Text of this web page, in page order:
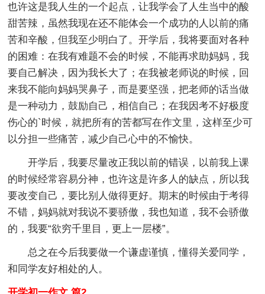
也许这是我人生的一个起点，让我学会了人生当中的酸
甜苦辣，虽然我现在还不能体会一个成功的人以前的痛
苦和辛酸，但我至少明白了。开学后，我将要面对各种
的困难：在我有难题不会的时候，不能再求助妈妈，我
要自己解决，因为我长大了；在我被老师说的时候，回
来我不能向妈妈哭鼻子，而是要坚强，把老师的话当做
是一种动力，鼓励自己，相信自己；在我因考不好极度
伤心的`时候，就把所有的苦都写在作文里，这样至少可
以分担一些痛苦，减少自己心中的不愉快。
开学后，我要尽量改正我以前的错误，以前我上课
的时候经常容易分神，也许这是许多人的缺点，所以我
要改变自己，要比别人做得更好。期末的时候由于考得
不错，妈妈就对我说不要骄傲，我也知道，我不会骄傲
的，我要“欲穷千里目，更上一层楼”。
总之在今后我要做一个谦虚谨慎，懂得关爱同学，
和同学友好相处的人。